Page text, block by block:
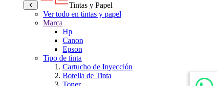
Tintas y Papel
Ver todo en tintas y papel
Marca
Hp
Canon
Epson
Tipo de tinta
Cartucho de Inyección
Botella de Tinta
Toner